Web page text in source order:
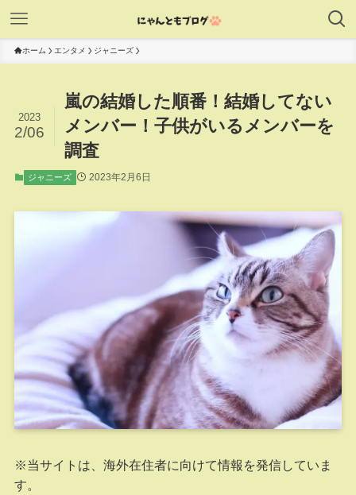
ホーム エンタメ ジャニーズ
嵐の結婚した順番！結婚してない
メンバー！子供がいるメンバーを
調査
2023
2/06
ジャニーズ 2023年2月6日
※当サイトは、海外在住者に向けて情報を発信していま
す。